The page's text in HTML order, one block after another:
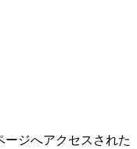
ジへアクセスされた